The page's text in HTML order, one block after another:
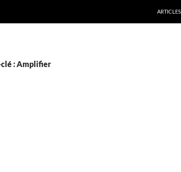
ARTICLES
: Amplifier